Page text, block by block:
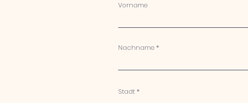
Vorname
Nachname
Stadt